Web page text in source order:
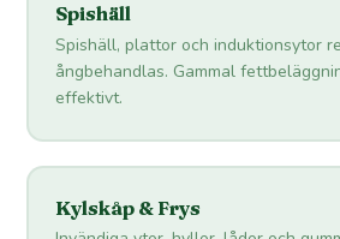
Spishäll
Spishäll, plattor och induktionsytor
ångbehandlas. Gammal
effektivt.
Kylskåp & Frys